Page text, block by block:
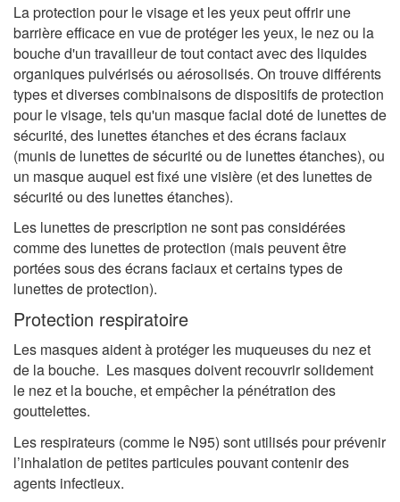
La protection pour le visage et les yeux peut offrir une
barrière efficace en vue de protéger les yeux, le nez ou la
bouche d'un travailleur de tout contact avec des liquides
organiques pulvérisés ou aérosolisés. On trouve différents
types et diverses combinaisons de dispositifs de protection
pour le visage, tels qu'un masque facial doté de lunettes de
sécurité, des lunettes étanches et des écrans faciaux
(munis de lunettes de sécurité ou de lunettes étanches), ou
un masque auquel est fixé une visière (et des lunettes de
sécurité ou des lunettes étanches).
Les lunettes de prescription ne sont pas considérées
comme des lunettes de protection (mais peuvent être
portées sous des écrans faciaux et certains types de
lunettes de protection).
Protection respiratoire
Les masques aident à protéger les muqueuses du nez et
de la bouche. Les masques doivent recouvrir solidement
le nez et la bouche, et empêcher la pénétration des
gouttelettes.
Les respirateurs (comme le N95) sont utilisés pour prévenir
l’inhalation de petites particules pouvant contenir des
agents infectieux.